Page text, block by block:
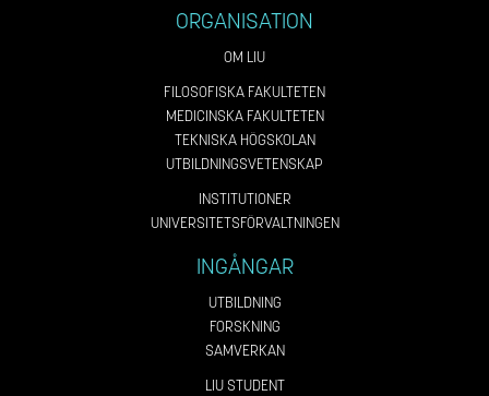
ORGANISATION
OM LIU
FILOSOFISKA FAKULTETEN
MEDICINSKA FAKULTETEN
TEKNISKA HÖGSKOLAN
UTBILDNINGSVETENSKAP
INSTITUTIONER
UNIVERSITETSFÖRVALTNINGEN
INGÅNGAR
UTBILDNING
FORSKNING
SAMVERKAN
LIU STUDENT